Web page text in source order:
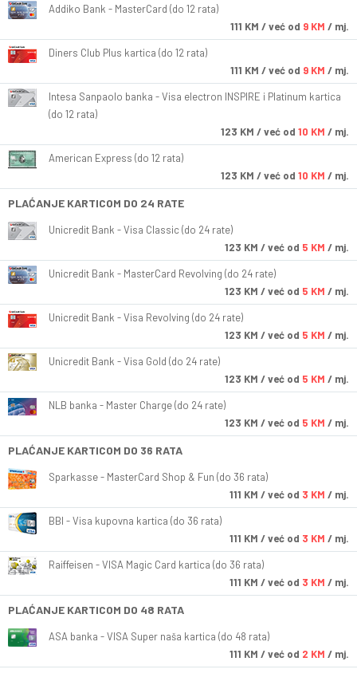
Addiko Bank - MasterCard (do 12 rata)
111 KM / već od 9 KM / mj.
Diners Club Plus kartica (do 12 rata)
111 KM / već od 9 KM / mj.
Intesa Sanpaolo banka - Visa electron INSPIRE i Platinum kartica
(do 12 rata)
123 KM / već od 10 KM / mj.
American Express (do 12 rata)
123 KM / već od 10 KM / mj.
PLAĆANJE KARTICOM DO 24 RATE
Unicredit Bank - Visa Classic (do 24 rate)
123 KM / već od 5 KM / mj.
Unicredit Bank - MasterCard Revolving (do 24 rate)
123 KM / već od 5 KM / mj.
Unicredit Bank - Visa Revolving (do 24 rate)
123 KM / već od 5 KM / mj.
Unicredit Bank - Visa Gold (do 24 rate)
123 KM / već od 5 KM / mj.
NLB banka - Master Charge (do 24 rate)
123 KM / već od 5 KM / mj.
PLAĆANJE KARTICOM DO 36 RATA
Sparkasse - MasterCard Shop & Fun (do 36 rata)
111 KM / već od 3 KM / mj.
BBI - Visa kupovna kartica (do 36 rata)
111 KM / već od 3 KM / mj.
Raiffeisen - VISA Magic Card kartica (do 36 rata)
111 KM / već od 3 KM / mj.
PLAĆANJE KARTICOM DO 48 RATA
ASA banka - VISA Super naša kartica (do 48 rata)
111 KM / već od 2 KM / mj.